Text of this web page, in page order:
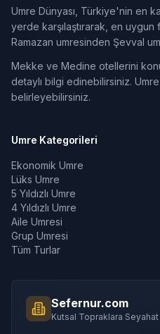
Umre Dünyası, Türkiye'nin en
yerde karşılaştırarak, en uygun
Ramazan umresinden Şevval
Mekke ve Medine otellerini
detaylı bilgi edinebilirsiniz.
belirleyebilirsiniz.
Umre Kategorileri
Ekonomik Umre
Lüks Umre
5 Yıldızlı Umre
4 Yıldızlı Umre
Aile Umresi
Grup Umresi
Tüm Turlar
Sefernur.com
Kutsal Topraklara